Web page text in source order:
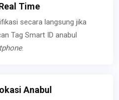
Time
secara langsung jika
Tag Smart ID anabul
.
Anabul